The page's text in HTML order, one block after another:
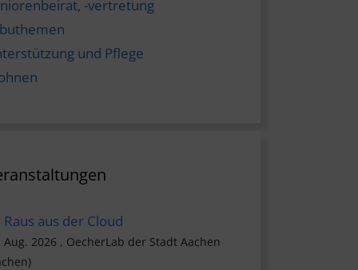
-vertretung
und Pflege
Raus aus der Cloud
Aug. 2026 , OecherLab der Stadt Aachen